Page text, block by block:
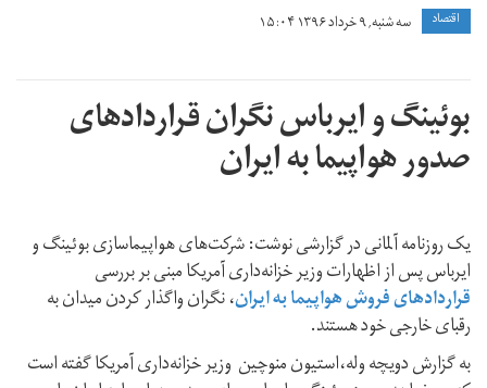
اقتصاد سه شنبه, ۹ خرداد ۱۳۹۶ ۱۵:۰۴
بوئینگ و ایرباس نگران قراردادهای
صدور هواپیما به ایران
یک روزنامه آلمانی در گزارشی نوشت: شرکت‌های هواپیماسازی بوئینگ و
ایرباس پس از اظهارات وزیر خزانه‌داری آمریکا مبنی بر بررسی
قراردادهای فروش هواپیما به ایران، نگران واگذار کردن میدان به
رقبای خارجی خود هستند.
به گزارش دویچه وله،استیون منوچین وزیر خزانه‌داری آمریکا گفته است